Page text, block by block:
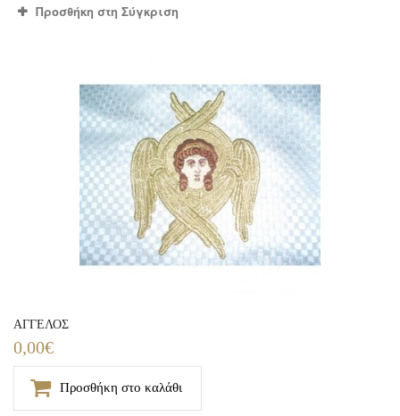
Προσθήκη στη Σύγκριση
ΑΓΓΕΛΟΣ
0,00€
Προσθήκη στο καλάθι